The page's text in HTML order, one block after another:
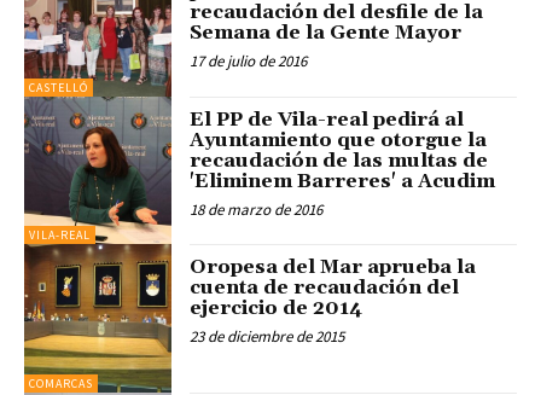
CASTELLÓ
recaudación del desfile de la
Semana de la Gente Mayor
17 de julio de 2016
VILA-REAL
El PP de Vila-real pedirá al
Ayuntamiento que otorgue la
recaudación de las multas de
'Eliminem Barreres' a Acudim
18 de marzo de 2016
COMARCAS
Oropesa del Mar aprueba la
cuenta de recaudación del
ejercicio de 2014
23 de diciembre de 2015